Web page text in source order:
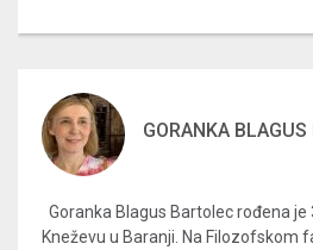
GORANKA BLAGUS
Goranka Blagus Bartolec rođena je
Kneževu u Baranji. Na Filozofskom